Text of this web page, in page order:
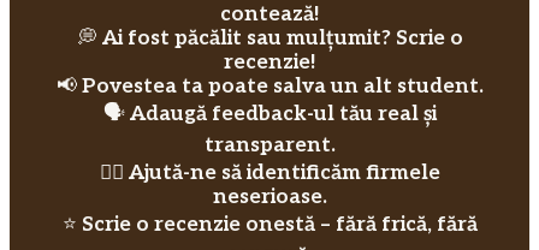
contează!
💭 Ai fost păcălit sau mulțumit? Scrie o
recenzie!
📢 Povestea ta poate salva un alt student.
🗣️ Adaugă feedback-ul tău real și
transparent.
🕵️‍♀️ Ajută-ne să identificăm firmele
neserioase.
⭐ Scrie o recenzie onestă – fără frică, fără